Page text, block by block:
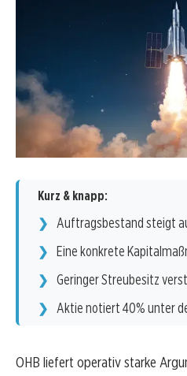
Kurz & knapp:
Auftragsbestand steigt
Eine konkrete
Geringer Streubesitz
Aktie notiert 40% unter
OHB liefert operativ starke